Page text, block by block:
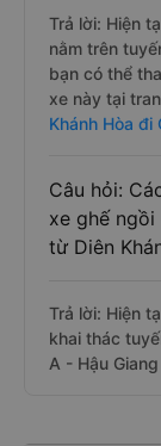
Trả lời: Hiện
nằm trên
bạn có thể
xe này tại
Khánh Hòa đi
Câu hỏi:
xe ghế ngồi
từ Diên
Trả lời: Hiện
khai thác
A - Hậu Giang